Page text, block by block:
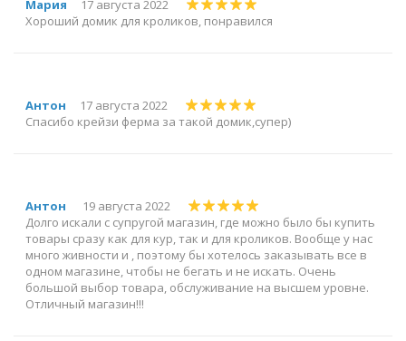
Мария
17 августа 2022
Хороший домик для кроликов, понравился
Антон
17 августа 2022
Спасибо крейзи ферма за такой домик,супер)
Антон
19 августа 2022
Долго искали с супругой магазин, где можно было бы купить
товары сразу как для кур, так и для кроликов. Вообще у нас
много живности и , поэтому бы хотелось заказывать все в
одном магазине, чтобы не бегать и не искать. Очень
большой выбор товара, обслуживание на высшем уровне.
Отличный магазин!!!